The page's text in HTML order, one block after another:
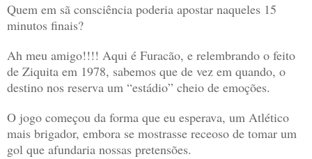
Quem em sã consciência poderia apostar naqueles 15
minutos finais?
Ah meu amigo!!!! Aqui é Furacão, e relembrando o feito
de Ziquita em 1978, sabemos que de vez em quando, o
destino nos reserva um “estádio” cheio de emoções.
O jogo começou da forma que eu esperava, um Atlético
mais brigador, embora se mostrasse receoso de tomar um
gol que afundaria nossas pretensões.